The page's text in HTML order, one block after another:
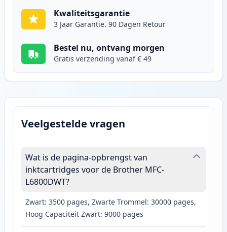
Kwaliteitsgarantie
3 Jaar Garantie. 90 Dagen Retour
Bestel nu, ontvang morgen
Gratis verzending vanaf € 49
Veelgestelde vragen
Wat is de pagina-opbrengst van
inktcartridges voor de Brother MFC-
L6800DWT?
Zwart: 3500 pages, Zwarte Trommel: 30000 pages,
Hoog Capaciteit Zwart: 9000 pages